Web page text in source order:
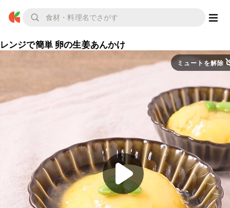
レンジで簡単 卵の生姜あんかけ
ミュートを解除